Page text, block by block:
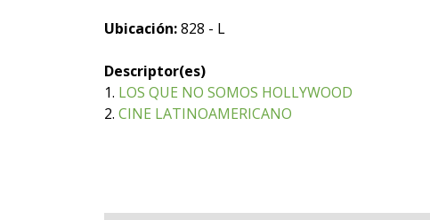
Ubicación:828 - L
Descriptor(es)
1. LOS QUE NO SOMOS HOLLYWOOD
2. CINE LATINOAMERICANO